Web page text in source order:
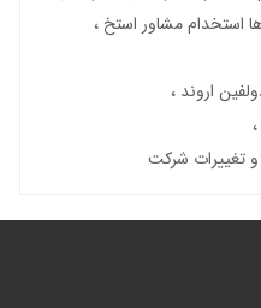
استخدام مشاور استخ
اروند
و تغییرات شرکت